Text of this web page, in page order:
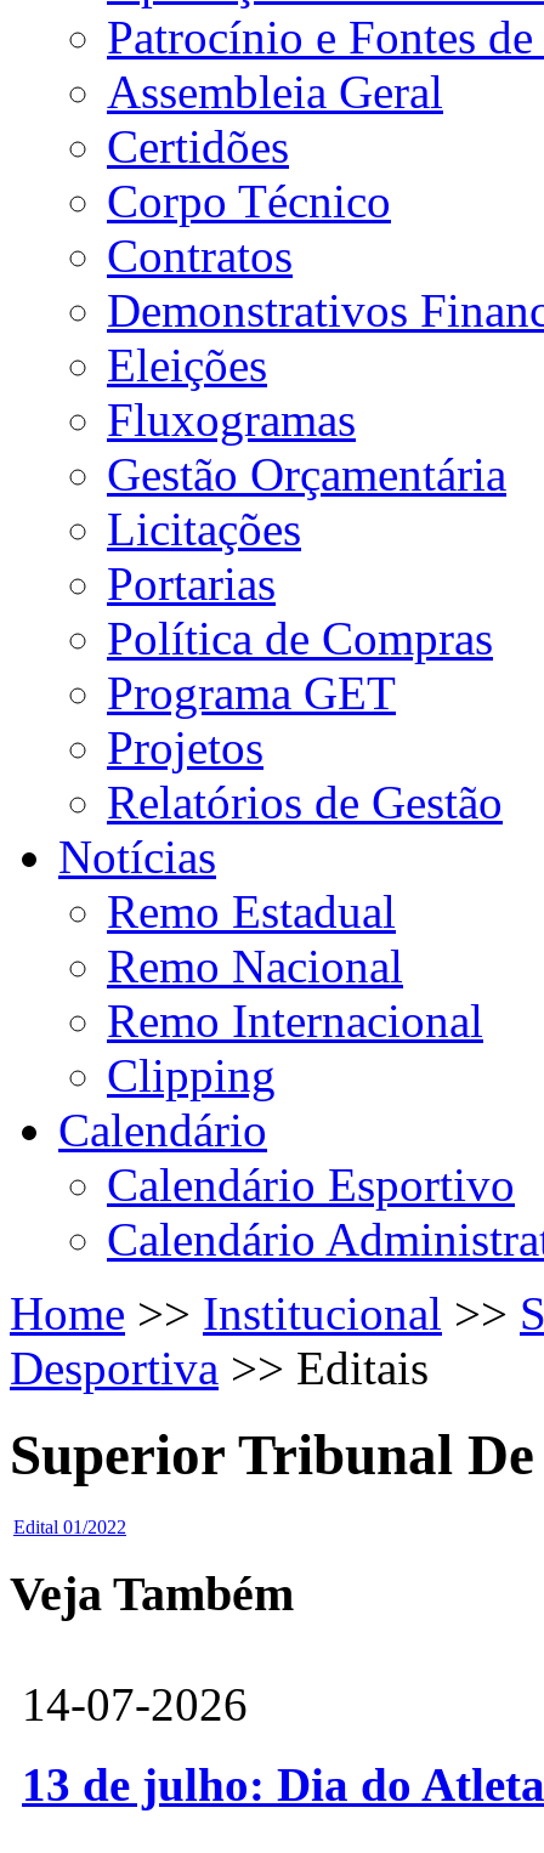
Patrocínio e Fontes de
Assembleia Geral
Certidões
Corpo Técnico
Contratos
Demonstrativos
Eleições
Fluxogramas
Gestão Orçamentária
Licitações
Portarias
Política de Compras
Programa GET
Projetos
Relatórios de Gestão
Notícias
Remo Estadual
Remo Nacional
Remo Internacional
Clipping
Calendário
Calendário Esportivo
Calendário
Home >> Institucional >>
Desportiva >> Editais
Superior Tribunal
Edital 01/2022
Veja Também
14-07-2026
13 de julho: Dia do